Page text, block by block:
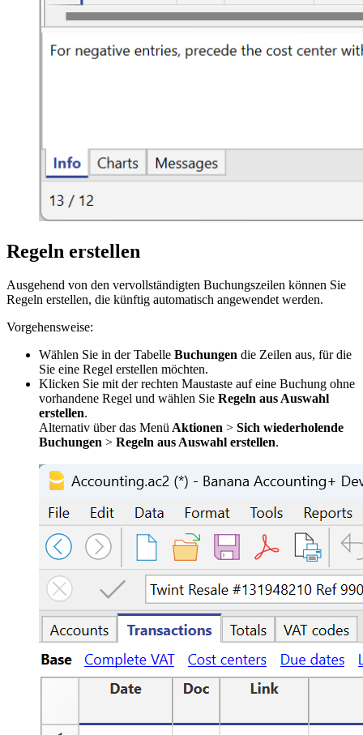
Regeln erstellen
Ausgehend von den vervollständigten Buchungszeilen können Sie
Regeln erstellen, die künftig automatisch angewendet werden.
Vorgehensweise:
Wählen Sie in der Tabelle Buchungen die Zeilen aus, für die
Sie eine Regel erstellen möchten.
Klicken Sie mit der rechten Maustaste auf eine Buchung ohne
vorhandene Regel und wählen Sie Regeln aus Auswahl
erstellen.
Alternativ über das MenüAktionen > Sich wiederholende
Buchungen > Regeln aus Auswahl erstellen.